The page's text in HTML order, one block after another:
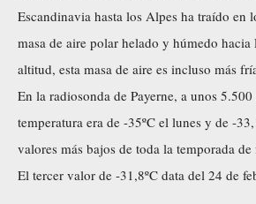
Escandinavia hasta los Alpes ha traído en
masa de aire polar helado y húmedo hacia
altitud, esta masa de aire es incluso más
En la radiosonda de Payerne, a unos
temperatura era de -35ºC el lunes y de -
valores más bajos de toda la temporada
El tercer valor de -31,8ºC data del 24 de